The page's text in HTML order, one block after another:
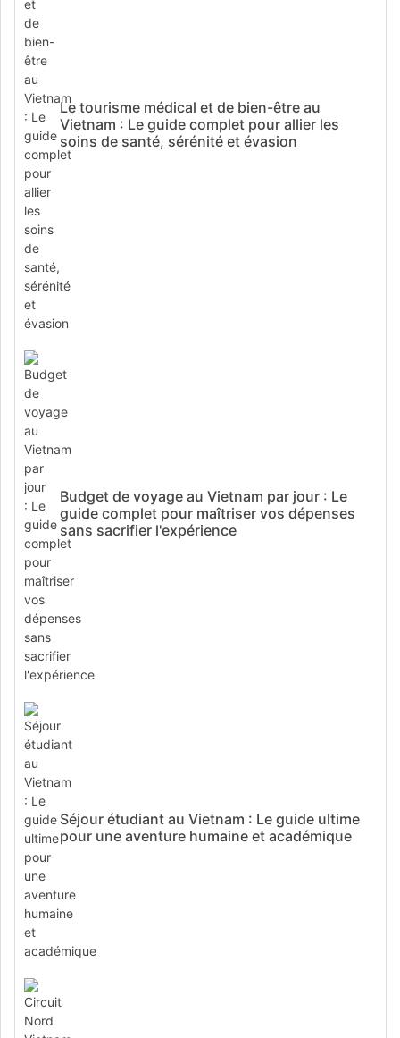
Le tourisme médical et de bien-être au
Vietnam : Le guide complet pour allier les
soins de santé, sérénité et évasion
Budget de voyage au Vietnam par jour : Le
guide complet pour maîtriser vos dépenses
sans sacrifier l'expérience
Séjour étudiant au Vietnam : Le guide ultime
pour une aventure humaine et académique